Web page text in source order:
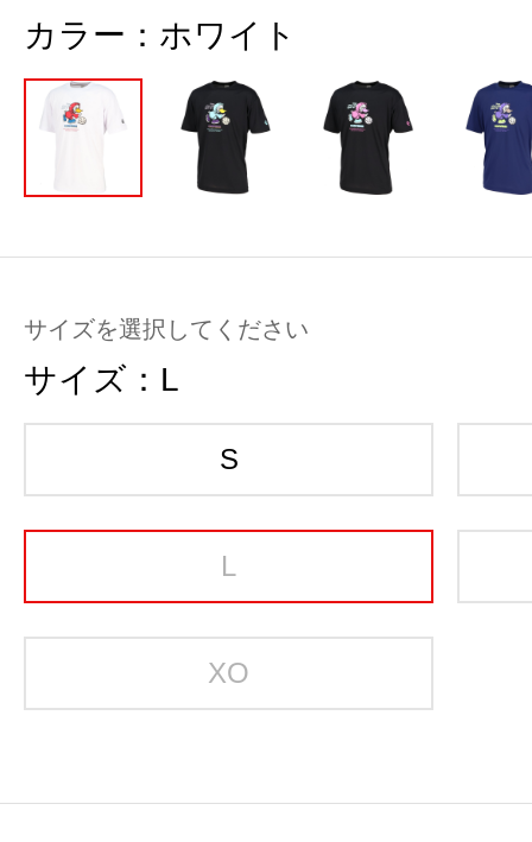
カラー： ホワイト
サイズを選択してください
サイズ： L
S
L
XO